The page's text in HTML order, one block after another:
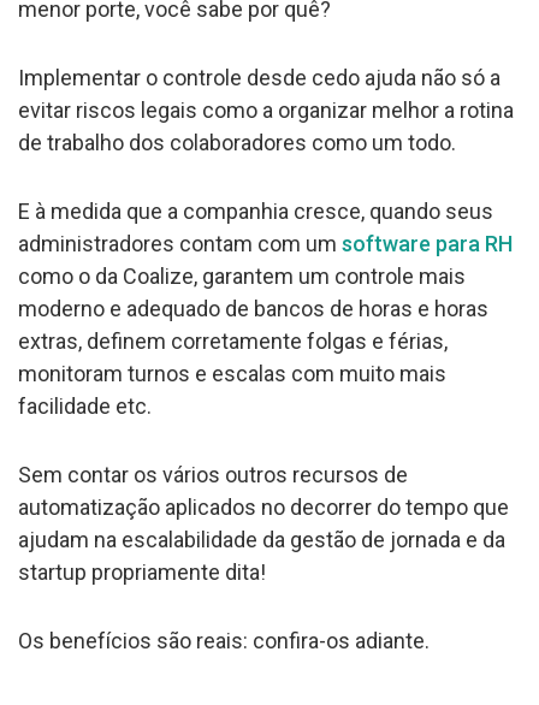
menor porte, você sabe por quê?
Implementar o controle desde cedo ajuda não só a
evitar riscos legais como a organizar melhor a rotina
de trabalho dos colaboradores como um todo.
E à medida que a companhia cresce, quando seus
administradores contam com um software para RH
como o da Coalize, garantem um controle mais
moderno e adequado de bancos de horas e horas
extras, definem corretamente folgas e férias,
monitoram turnos e escalas com muito mais
facilidade etc.
Sem contar os vários outros recursos de
automatização aplicados no decorrer do tempo que
ajudam na escalabilidade da gestão de jornada e da
startup propriamente dita!
Os benefícios são reais: confira-os adiante.